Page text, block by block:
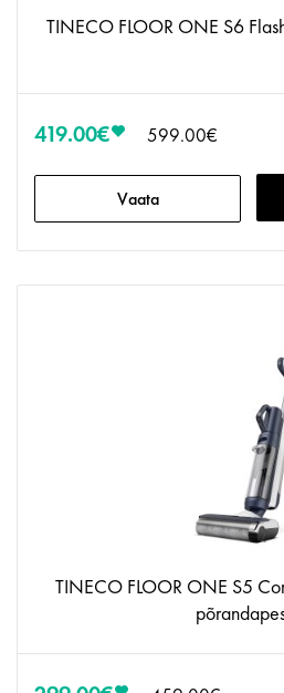
TINECO FLOOR ONE S6
419.00€ 599.00€
Vaata
TINECO FLOOR ONE S5